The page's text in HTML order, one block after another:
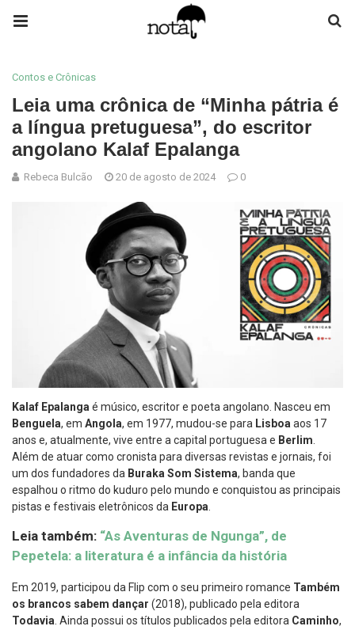
Contos e Crônicas
Leia uma crônica de “Minha pátria é
a língua pretuguesa”, do escritor
angolano Kalaf Epalanga
Rebeca Bulcão 20 de agosto de 2024 0
Kalaf Epalanga é músico, escritor e poeta angolano. Nasceu em
Benguela, em Angola, em 1977, mudou-se para Lisboa aos 17
anos e, atualmente, vive entre a capital portuguesa e Berlim
Além de atuar como cronista para diversas revistas e jornais, foi
um dos fundadores da Buraka Som Sistema, banda que
espalhou o ritmo do kuduro pelo mundo e conquistou as principais
pistas e festivais eletrônicos da Europa
Leia também: “As Aventuras de Ngunga”, de
Pepetela: a literatura é a infância da história
Em 2019, participou da Flip com o seu primeiro romance Também
os brancos sabem dançar (2018), publicado pela editora
Todavia . Ainda possui os títulos publicados pela editora Caminho,